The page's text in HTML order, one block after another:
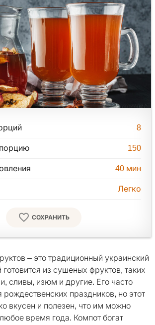
8
150
40 мин
Легко
СОХРАНИТЬ
– это традиционный украинский
готовится из сушеных фруктов, таких
сливы, изюм и другие. Его часто
рождественских праздников, но этот
вкусен и полезен, что им можно
время года. Компот богат